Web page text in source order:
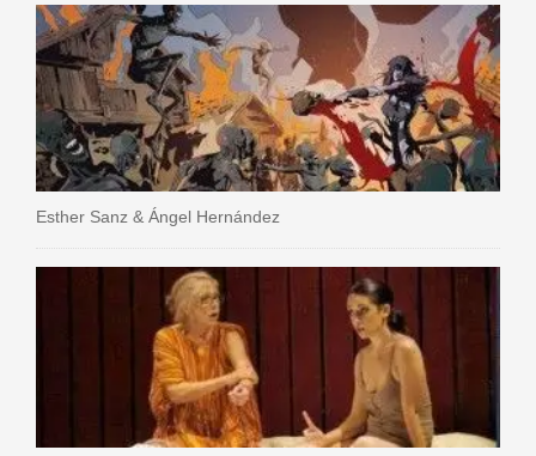
Esther Sanz & Ángel Hernández